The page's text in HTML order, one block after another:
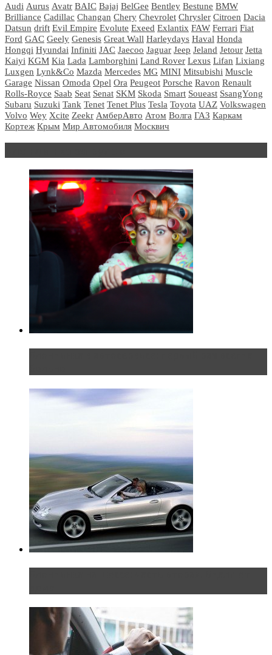
Audi Aurus Avatr BAIC Bajaj BelGee Bentley Bestune BMW
Brilliance Cadillac Changan Chery Chevrolet Chrysler Citroen Dacia
Datsun drift Evil Empire Evolute Exeed Exlantix FAW Ferrari Fiat
Ford GAC Geely Genesis Great Wall Harleydays Haval Honda
Hongqi Hyundai Infiniti JAC Jaecoo Jaguar Jeep Jeland Jetour Jetta
Kaiyi KGM Kia Lada Lamborghini Land Rover Lexus Lifan Lixiang
Luxgen Lynk&Co Mazda Mercedes MG MINI Mitsubishi Muscle
Garage Nissan Omoda Opel Ora Peugeot Porsche Ravon Renault
Rolls-Royce Saab Seat Senat SKM Skoda Smart Soueast SsangYong
Subaru Suzuki Tank Tenet Tenet Plus Tesla Toyota UAZ Volkswagen
Volvo Wey Xcite Zeekr АмберАвто Атом Волга ГАЗ Каркам
Кортеж Крым Мир Автомобиля Москвич